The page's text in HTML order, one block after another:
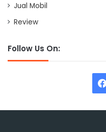
Jual Mobil
Review
Follow Us On: